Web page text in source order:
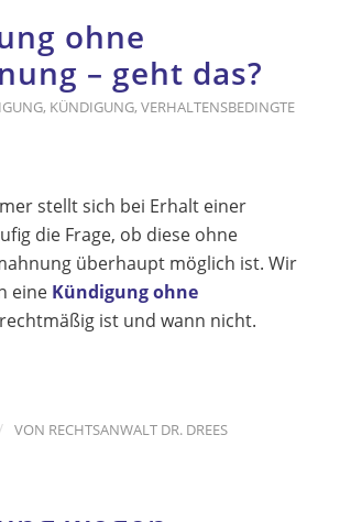
ohne
– geht das?
, KÜNDIGUNG, VERHALTENSBEDINGTE
stellt sich bei Erhalt einer
die Frage, ob diese ohne
überhaupt möglich ist. Wir
eine Kündigung ohne
ist und wann nicht.
/ VON RECHTSANWALT DR. DREES